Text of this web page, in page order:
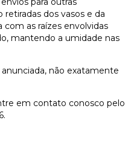
retiradas dos vasos e da
com as raízes envolvidas
mantendo a umidade nas
não exatamente
em contato conosco pelo